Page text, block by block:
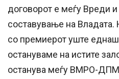
договорот е меѓу
составување на
со премиерот уште
остануваме на истите
останува меѓу ВМРО-